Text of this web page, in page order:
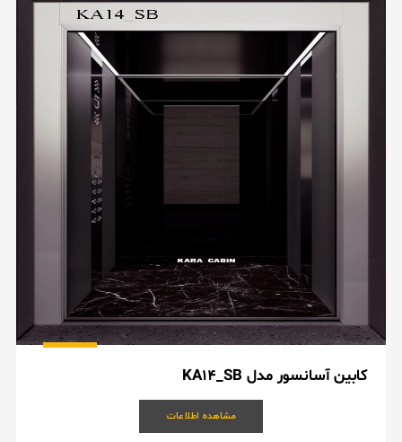
کابین آسانسور مدل KA14_SB
مشاهده اطلاعات